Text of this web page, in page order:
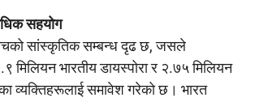
सहयोग
सांस्कृतिक सम्बन्ध दृढ छ, जसले
मिलियन भारतीय डायस्पोरा र २.७५ मिलियन
व्यक्तिहरूलाई समावेश गरेको छ। भारत